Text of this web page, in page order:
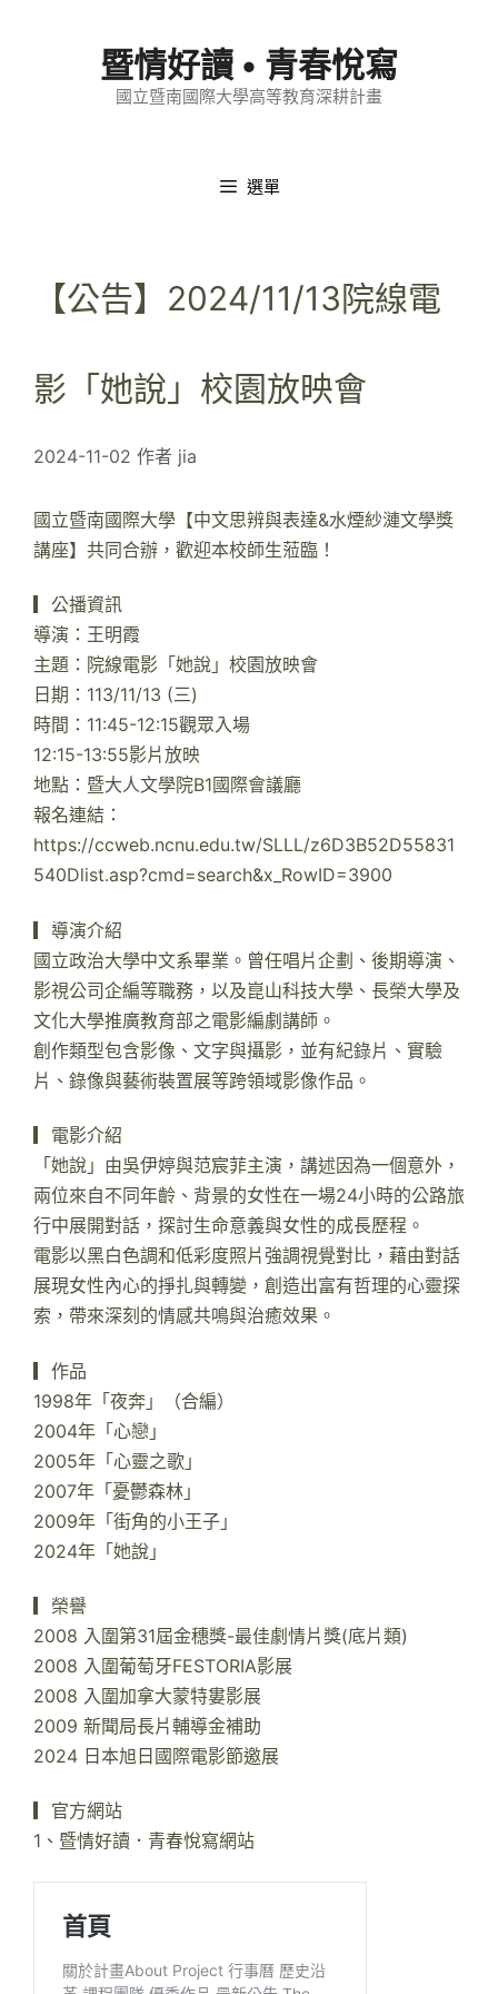
暨情好讀 • 青春悅寫
國立暨南國際大學高等教育深耕計畫
選單
【公告】2024/11/13院線電
影「她說」校園放映會
2024-11-02 作者 jia
國立暨南國際大學【中文思辨與表達&水煙紗漣文學獎
講座】共同合辦，歡迎本校師生蒞臨！
▎公播資訊
導演：王明霞
主題：院線電影「她說」校園放映會
日期：113/11/13 (三)
時間：11:45-12:15觀眾入場
12:15-13:55影片放映
地點：暨大人文學院B1國際會議廳
報名連結：
https://ccweb.ncnu.edu.tw/SLLL/z6D3B52D55831
540Dlist.asp?cmd=search&x_RowID=3900
▎導演介紹
國立政治大學中文系畢業。曾任唱片企劃、後期導演、
影視公司企編等職務，以及崑山科技大學、長榮大學及
文化大學推廣教育部之電影編劇講師。
創作類型包含影像、文字與攝影，並有紀錄片、實驗
片、錄像與藝術裝置展等跨領域影像作品。
▎電影介紹
「她說」由吳伊婷與范宸菲主演，講述因為一個意外，
兩位來自不同年齡、背景的女性在一場24小時的公路旅
行中展開對話，探討生命意義與女性的成長歷程。
電影以黑白色調和低彩度照片強調視覺對比，藉由對話
展現女性內心的掙扎與轉變，創造出富有哲理的心靈探
索，帶來深刻的情感共鳴與治癒效果。
▎作品
1998年「夜奔」（合編）
2004年「心戀」
2005年「心靈之歌」
2007年「憂鬱森林」
2009年「街角的小王子」
2024年「她說」
▎榮譽
2008 入圍第31屆金穗獎-最佳劇情片獎(底片類)
2008 入圍葡萄牙FESTORIA影展
2008 入圍加拿大蒙特婁影展
2009 新聞局長片輔導金補助
2024 日本旭日國際電影節邀展
▎官方網站
1、暨情好讀．青春悅寫網站